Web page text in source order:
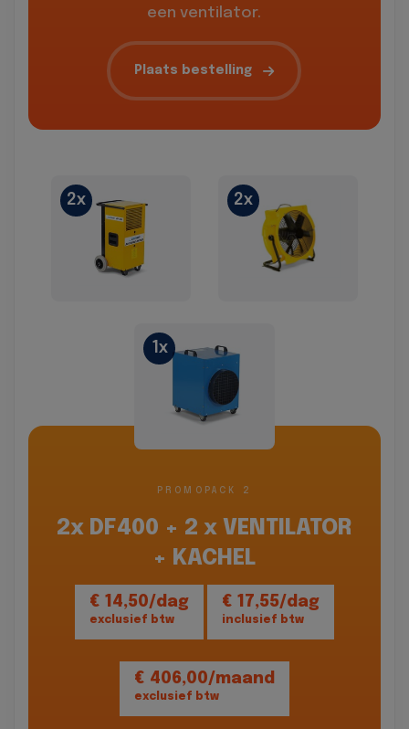
een ventilator.
Plaats bestelling
2x 2x
1x
PROMOPACK 2
2x DF400 + 2 x VENTILATOR
+ KACHEL
€ 14,50/dag
exclusief btw
€ 17,55/dag
inclusief btw
€ 406,00/maand
exclusief btw